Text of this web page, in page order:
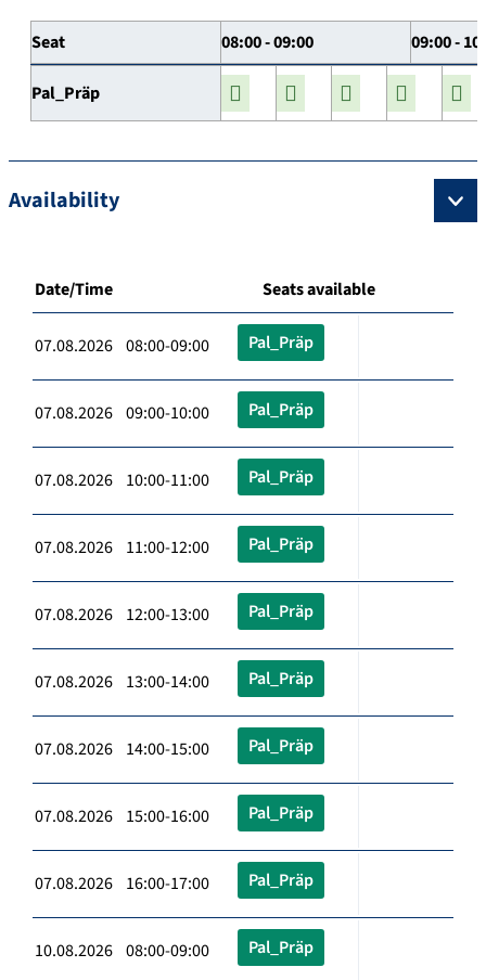
Seat 08:00 - 09:00 09:00 -
Pal_Präp
Availability
Date/Time Seats available
07.08.2026 08:00-09:00 Pal_Präp
07.08.2026 09:00-10:00 Pal_Präp
07.08.2026 10:00-11:00 Pal_Präp
07.08.2026 11:00-12:00 Pal_Präp
07.08.2026 12:00-13:00 Pal_Präp
07.08.2026 13:00-14:00 Pal_Präp
07.08.2026 14:00-15:00 Pal_Präp
07.08.2026 15:00-16:00 Pal_Präp
07.08.2026 16:00-17:00 Pal_Präp
10.08.2026 08:00-09:00 Pal_Präp